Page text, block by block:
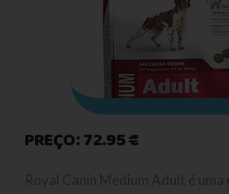
PREÇO: 72.95 €